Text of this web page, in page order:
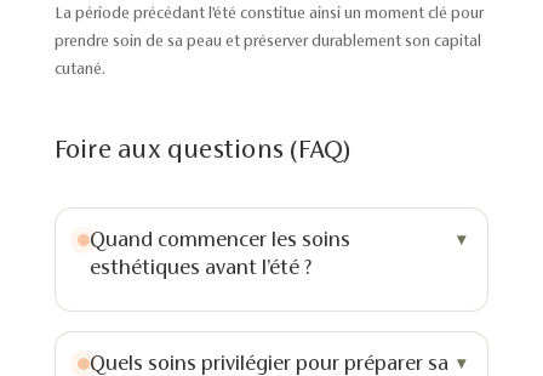
La période précédant l’été constitue ainsi un moment clé pour
prendre soin de sa peau et préserver durablement son capital
cutané.
Foire aux questions (FAQ)
Quand commencer les soins
esthétiques avant l’été ?
Quels soins privilégier pour préparer sa